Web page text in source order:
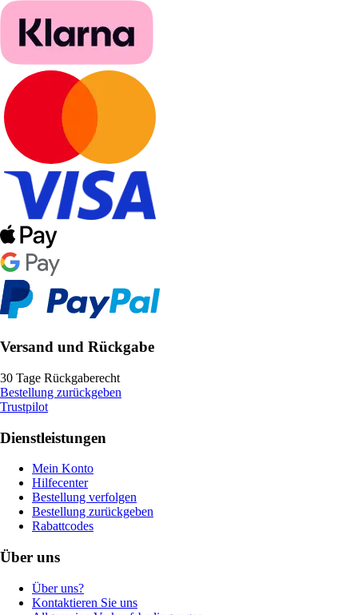
Versand und Rückgabe
30 Tage Rückgaberecht
Bestellung zurückgeben
Trustpilot
Dienstleistungen
Mein Konto
Hilfecenter
Bestellung verfolgen
Bestellung zurückgeben
Rabattcodes
Über uns
Über uns?
Kontaktieren Sie uns